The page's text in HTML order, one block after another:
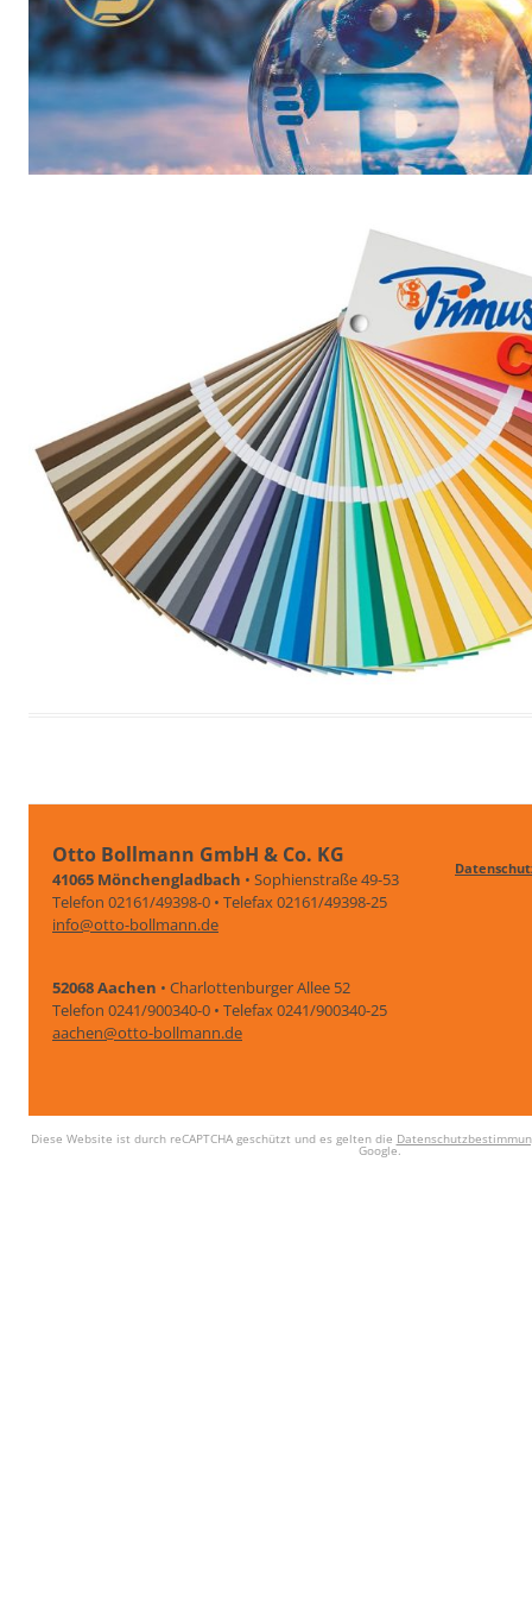
Otto Bollmann GmbH & Co. KG
41065 Mönchengladbach • Sophienstraße 49-53
Telefon 02161/49398-0 • Telefax 02161/49398-25
info@otto-bollmann.de
52068 Aachen • Charlottenburger Allee 52
Telefon 0241/900340-0 • Telefax 0241/900340-25
aachen@otto-bollmann.de
Diese Website ist durch reCAPTCHA geschützt und es gelten die
Google.